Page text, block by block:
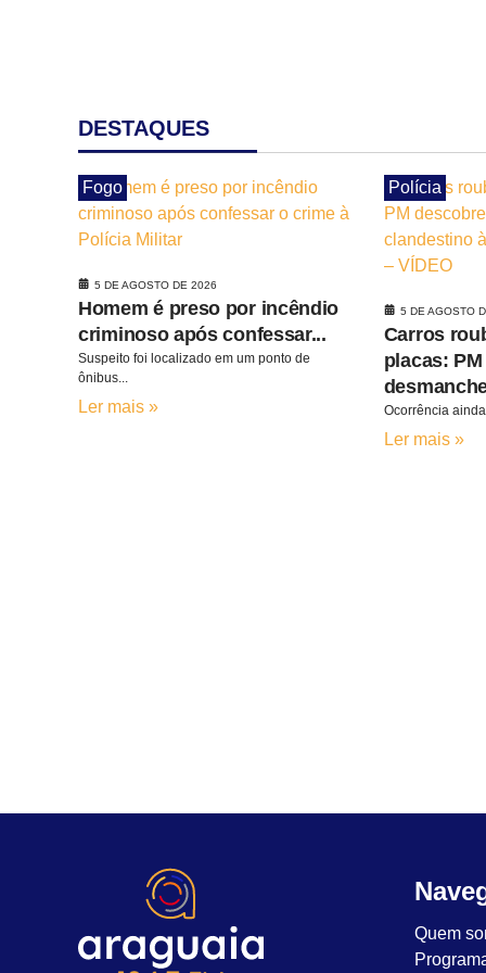
DESTAQUES
Fogo
5 DE AGOSTO DE 2026
Homem é preso por incêndio
criminoso após confessar...
Suspeito foi localizado em um ponto de
ônibus...
Ler mais »
Polícia
5 DE AGOSTO
Carros
placas:
Ocorrência
Ler mais »
Quem